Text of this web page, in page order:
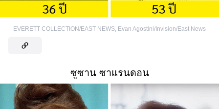
EVERETT COLLECTION/EAST NEWS, Evan Agostini/Invision/East News
ซูซาน ซาแรนดอน